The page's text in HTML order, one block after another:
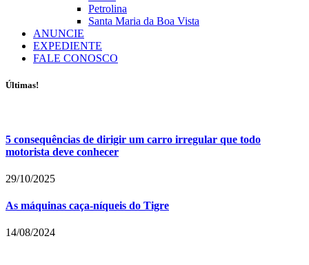
Petrolina
Santa Maria da Boa Vista
ANUNCIE
EXPEDIENTE
FALE CONOSCO
Últimas!
5 consequências de dirigir um carro irregular que todo
motorista deve conhecer
29/10/2025
As máquinas caça-níqueis do Tigre
14/08/2024